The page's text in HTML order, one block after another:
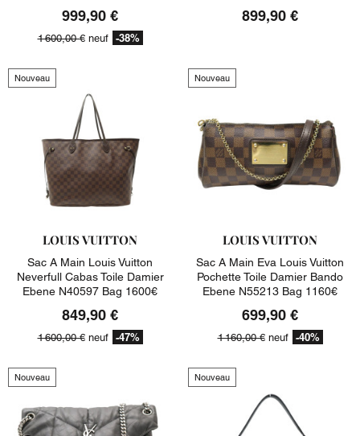
999,90 €
1 600,00 €neuf -38%
899,90 €
Nouveau
LOUIS VUITTON
Sac A Main Louis Vuitton
Neverfull Cabas Toile Damier
Ebene N40597 Bag 1600€
849,90 €
1 600,00 €neuf -47%
Nouveau
LOUIS VUITTON
Sac A Main Eva Louis Vuitton
Pochette Toile Damier Bando
Ebene N55213 Bag 1160€
699,90 €
1 160,00 €neuf -40%
Nouveau Nouveau